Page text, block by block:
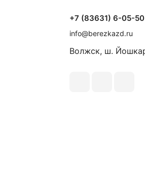
+7 (83631) 6-05-50
info@berezkazd.ru
Волжск, ш.